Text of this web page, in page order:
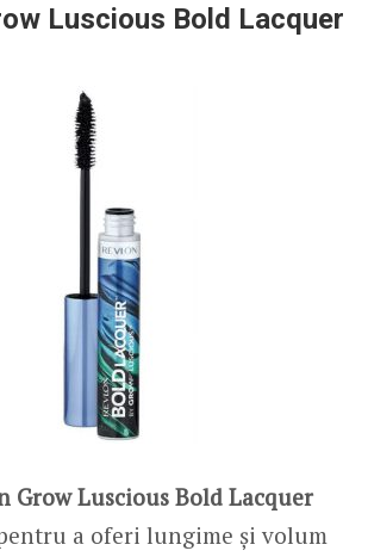
Luscious Bold Lacquer
Grow Luscious Bold Lacquer
a oferi lungime și volum